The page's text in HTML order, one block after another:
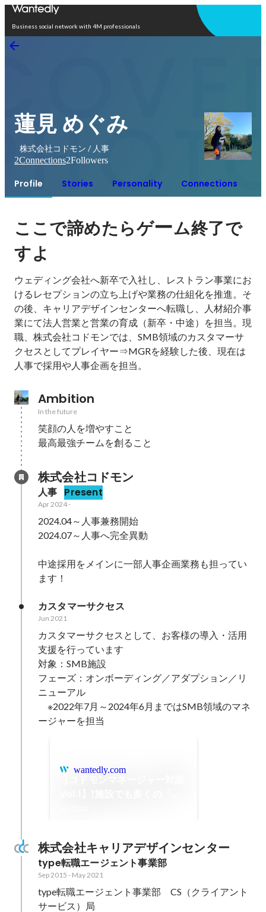
Business social network with 4M professionals
蓮見 めぐみ
株式会社コドモン / 人事
2Connections2Followers
Profile Stories Personality Connections
ここで諦めたらゲーム終了で
すよ
ウェディング会社へ新卒で入社し、レストラン事業にお
けるレセプションの立ち上げや業務の仕組化を推進。そ
の後、キャリアデザインセンターへ転職し、人材紹介事
業にて法人営業と営業の育成（新卒・中途）を担当。現
職、株式会社コドモンでは、SMB領域のカスタマーサ
クセスとしてプレイヤー⇒MGRを経験した後、現在は
人事で採用や人事企画を担当。
Ambition
In the future
笑顔の人を増やすこと
最高最強チームを創ること
株式会社コドモン
人事 Present
Apr 2024-
2024.04～人事兼務開始
2024.07～人事へ完全異動
中途採用をメインに一部人事企画業務も担ってい
ます！
カスタマーサクセス
Jun 2021
カスタマーサクセスとして、お客様の導入・活用
支援を行っています
対象：SMB施設
フェーズ：オンボーディング／アダプション／リ
ニューアル
※2022年7月～2024年6月まではSMB領域のマネ
ージャーを担当
wantedly.com
| 株式会社コドモン
株式会社キャリアデザインセンター
type転職エージェント事業部
Sep 2015 - May 2021
type転職エージェント事業部　CS（クライアント
サービス）局